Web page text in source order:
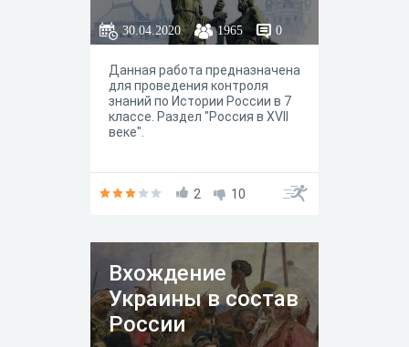
30.04.2020 1965 0
Данная работа предназначена
для проведения контроля
знаний по Истории России в 7
классе. Раздел "Россия в XVII
веке".
2 10
Вхождение
Украины в состав
России